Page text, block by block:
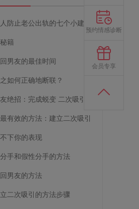
防止老公出轨的七个小建议
籍
男友的最佳时间
如何正确地断联？
绝招：完成蜕变 二次吸引
有效的方法：建立二次吸引
下你的表现
手和假性分手的方法
男友的方法
二次吸引的方法步骤
预约情感诊断
会员专享